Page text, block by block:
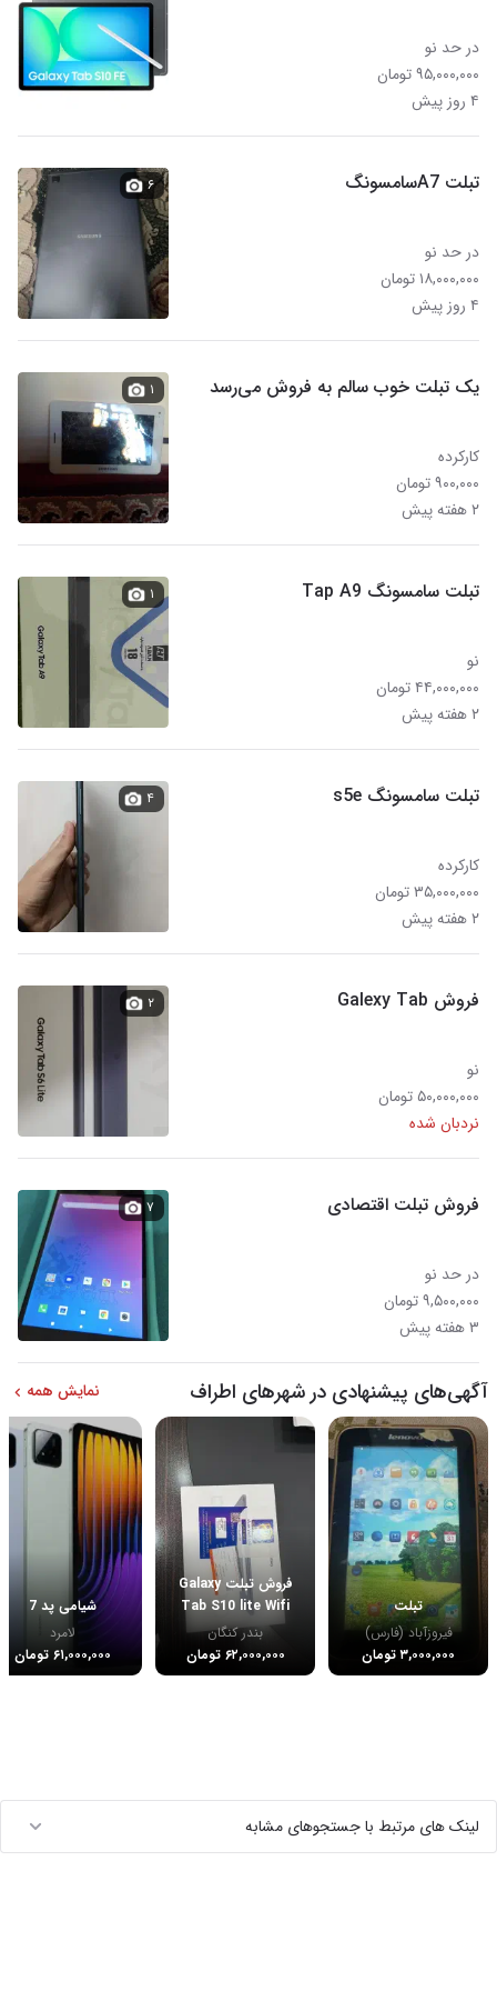
در حد نو
۹۵,۰۰۰,۰۰۰ تومان
۴ روز پیش
تبلت A7سامسونگ
در حد نو
۱۸,۰۰۰,۰۰۰ تومان
۴ روز پیش
۶
یک تبلت خوب سالم به فروش می‌رسد
کارکرده
۹۰۰,۰۰۰ تومان
۲ هفته پیش
۱
تبلت سامسونگ Tap A9
نو
۴۴,۰۰۰,۰۰۰ تومان
۲ هفته پیش
۱
تبلت سامسونگ s5e
کارکرده
۳۵,۰۰۰,۰۰۰ تومان
۲ هفته پیش
۴
فروش Galexy Tab
نو
۵۰,۰۰۰,۰۰۰ تومان
نردبان شده
۲
فروش تبلت اقتصادی
در حد نو
۹,۵۰۰,۰۰۰ تومان
۳ هفته پیش
۷
آگهی‌های پیشنهادی در شهرهای اطراف نمایش همه
تبلت
فیروزآباد (فارس)
۳,۰۰۰,۰۰۰ تومان
فروش تبلت Galaxy
Tab S10 lite Wifi
بندر کنگان
۶۲,۰۰۰,۰۰۰ تومان
شیامی پد 7
لامرد
۶۱,۰۰۰,۰۰۰ تومان
لینک های مرتبط با جستجوهای مشابه